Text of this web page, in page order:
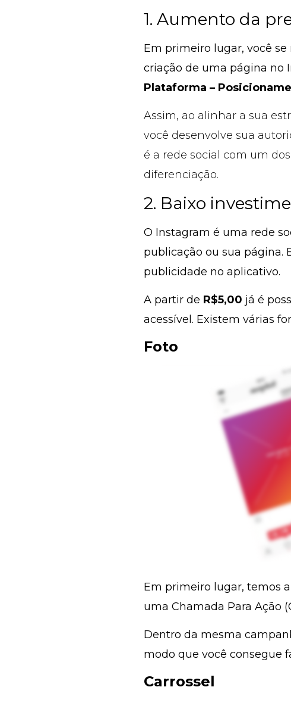
1. Aumento da
Em primeiro lugar, você
criação de uma página no
Plataforma –
Assim, ao alinhar a sua
você desenvolve sua
é a rede social com um
diferenciação.
2. Baixo
O Instagram é uma rede
publicação ou sua página.
publicidade no aplicativo.
A partir de R$5,00 já é
acessível. Existem várias
Foto
Em primeiro lugar, temos
uma Chamada Para Ação
Dentro da mesma
modo que você consegue
Carrossel